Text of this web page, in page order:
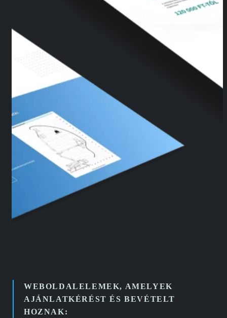
WEBOLDALELEMEK, AMELYEK
AJÁNLATKÉRÉST ÉS BEVÉTELT
HOZNAK: